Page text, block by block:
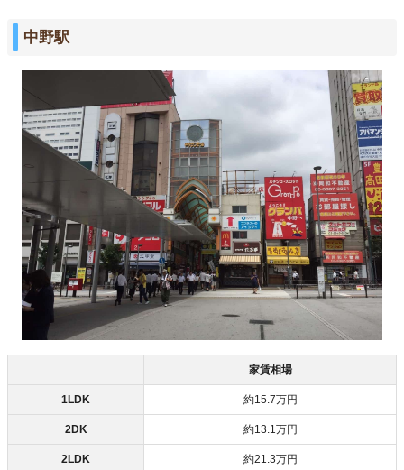
中野駅
家賃相場
1LDK 約15.7万円
2DK 約13.1万円
2LDK 約21.3万円